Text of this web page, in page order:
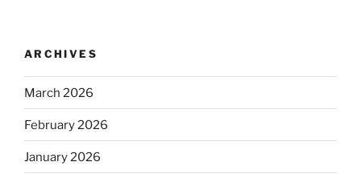
ARCHIVES
March 2026
February 2026
January 2026